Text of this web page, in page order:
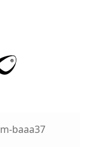
m-baaa37